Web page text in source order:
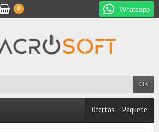
Whatsapp
OK
0
Ofertas - Paquete